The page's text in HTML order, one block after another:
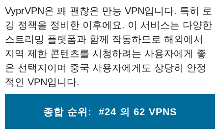
VyprVPN은 꽤 괜찮은 만능 VPN입니다. 특히 로
깅 정책을 정비한 이후에요. 이 서비스는 다양한
스트리밍 플랫폼과 함께 작동하므로 해외에서
지역 제한 콘텐츠를 시청하려는 사용자에게 좋
은 선택지이며 중국 사용자에게도 상당히 안정
적인 VPN입니다.
종합 순위: #24 의 62 VPNS